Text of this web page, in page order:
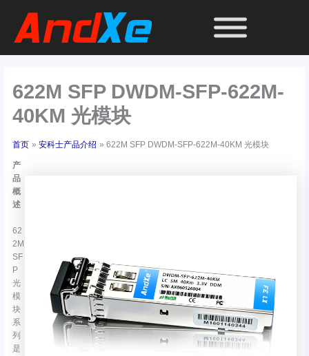
622M SFP DWDM-SFP-622M-
40KM 光模块
首页 安科士产品介绍 622M SFP DWDM-SFP-622M-40KM 光模块
产
品
概
述
62
2M
SF
P
光
模
块
系
列
是